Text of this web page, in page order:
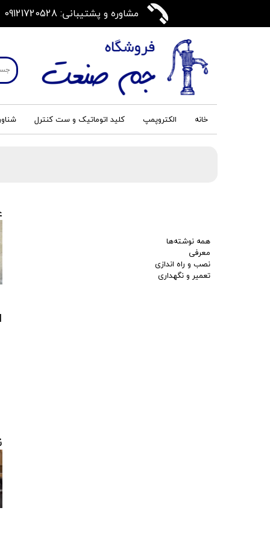
مشاوره و پشتیبانی: 09121720528
خانه الکتروپمپ کلید اتوماتیک و ست کنترل
همه نوشته‌ها
معرفی
نصب و راه اندازی
تعمیر و نگهداری